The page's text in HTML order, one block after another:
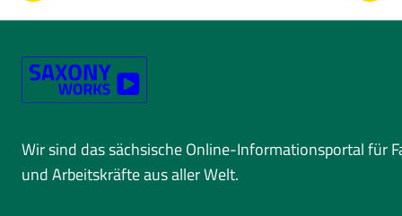
Wir sind das sächsische Online-Informationsportal für
und Arbeitskräfte aus aller Welt.